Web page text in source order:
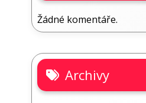
Žádné komentáře.
Archivy